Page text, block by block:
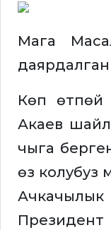
Мага
Көп өтпөй
Акаев
чыга
өз колубуз